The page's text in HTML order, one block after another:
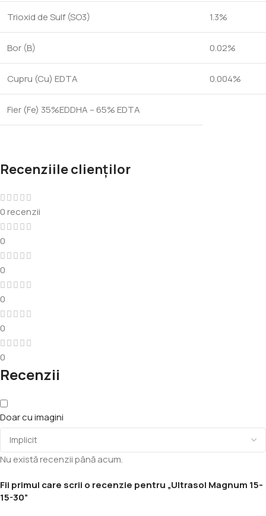
Trioxid de Sulf (SO3) 1.3%
Bor (B) 0.02%
Cupru (Cu) EDTA 0.004%
Fier (Fe) 35%EDDHA – 65% EDTA
Recenziile clienților
0 recenzii
0
0
0
0
0
Recenzii
Doar cu imagini
Nu există recenzii până acum.
Fii primul care scrii o recenzie pentru „Ultrasol Magnum 15-
15-30”